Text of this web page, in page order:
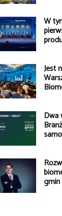
W
Jest
Dwa
gmin